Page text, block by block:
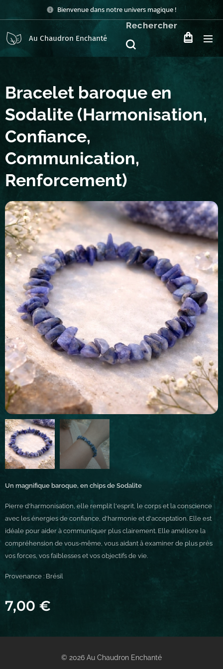
Bienvenue dans notre univers magique !
Au Chaudron Enchanté
Rechercher
Bracelet baroque en
Sodalite (Harmonisation,
Confiance,
Communication,
Renforcement)
Un magnifique baroque, en chips de Sodalite
Pierre d'harmonisation, elle remplit l'esprit, le corps et la conscience
avec les énergies de confiance, d'harmonie et d'acceptation. Elle est
idéale pour aider à communiquer plus clairement. Elle améliore la
compréhension de vous-même, vous aidant à examiner de plus près
vos forces, vos faiblesses et vos objectifs de vie.
Provenance : Brésil
7,00 €
© 2026 Au Chaudron Enchanté